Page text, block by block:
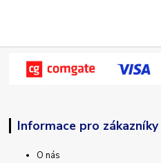
Informace pro zákazníky
O nás